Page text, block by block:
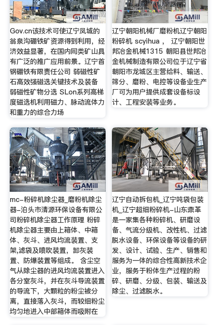
Gov.cn该技术可使辽宁凤城的
翁泉沟硼铁矿资源得到利用，经
济效益显著，在国内同类矿山具
有广泛的推广应用前景。辽宁首
钢硼铁有限责任公司 弱磁性矿
石高效强磁选关键技术及装备
弱磁性矿物分选 SLon系列高梯
度磁选机利用磁力、脉动流体力
和重力的综合力场
辽宁朝阳机械厂磨粉机辽宁朝阳
粉碎机 scyihua ， 辽宁朝阳世
邦冶金机械1315 朝阳县世邦冶
金机械制造有限公司位于辽宁省
朝阳市龙城区主营给料、输送、
筛分、磨粉、电控等设备业生产
厂可为用户提供成套设备标设
计、工程安装等业务。
mc-粉碎机除尘器_磨粉机除尘
器-泊头市清源环保设备有限公
司粉碎机除尘器工作原理 粉碎
机除尘器主要由上箱体、中箱
体、灰斗、进风均流装置、支
架,滤袋及喷吹装置，卸灰装
置、防爆装置等组成。 含尘空
气从除尘器的进风均流装置进入
各分室灰斗，并在灰斗导流装置
的导流下，大颗粒的粉尘被分
离，直接落入灰斗，而较细粉尘
均匀地进入中部箱体而吸附在
辽宁自动拆包机_辽宁吨袋包装
机_辽宁超细粉碎机-山东鼎革
是一家集各种粉碎机、研磨设
备、气流分级机、改性机、过滤
脱水设备、环保设备等设备的研
发、设计、试验、生产、销售和
服务为一体的综合性高新技术企
业，服务于粉体生产过程的粉
碎、研磨、分级、包装、输送及
除尘、过滤脱水。